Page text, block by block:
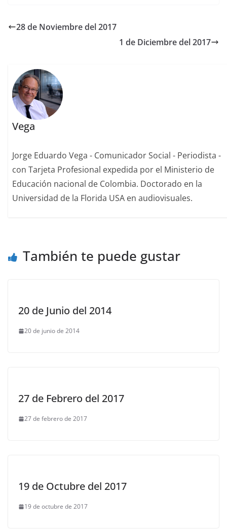
28 de Noviembre del 2017
1 de Diciembre del 2017
Vega
Jorge Eduardo Vega - Comunicador Social - Periodista -
con Tarjeta Profesional expedida por el Ministerio de
Educación nacional de Colombia. Doctorado en la
Universidad de la Florida USA en audiovisuales.
También te puede gustar
20 de Junio del 2014
20 de junio de 2014
27 de Febrero del 2017
27 de febrero de 2017
19 de Octubre del 2017
19 de octubre de 2017